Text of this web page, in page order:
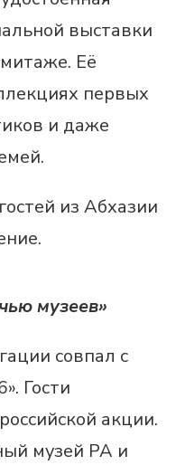
выставки
Её
первых
и даже
из Абхазии
музеев»
совпал с
Гости
акции.
музей РА и